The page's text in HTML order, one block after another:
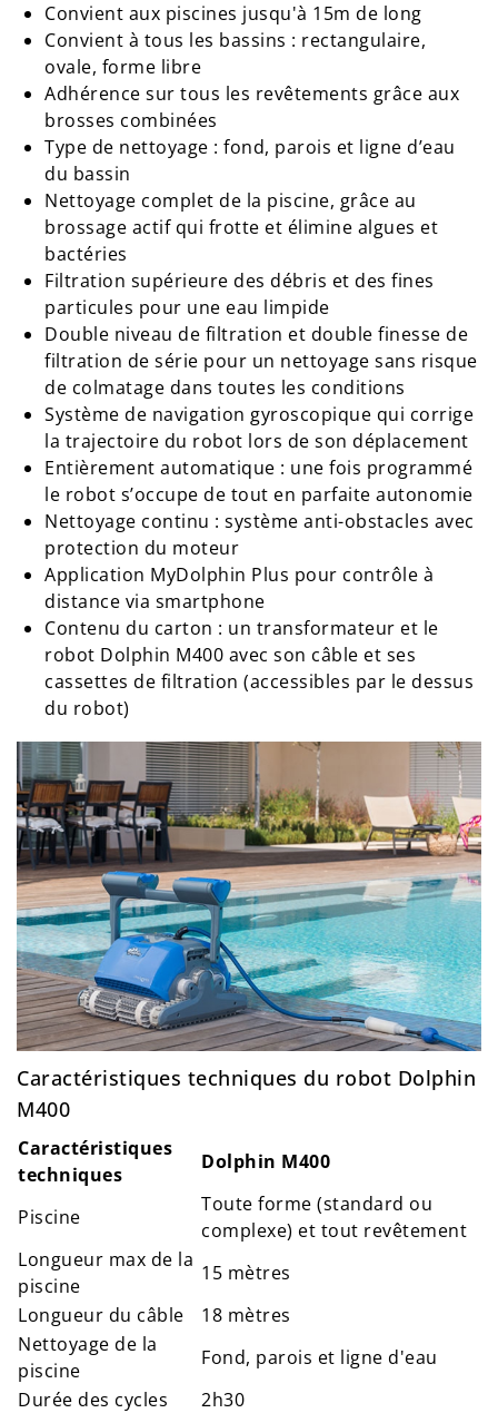
Convient aux piscines jusqu'à 15m de long
Convient à tous les bassins : rectangulaire,
ovale, forme libre
Adhérence sur tous les revêtements grâce aux
brosses combinées
Type de nettoyage : fond, parois et ligne d’eau
du bassin
Nettoyage complet de la piscine, grâce au
brossage actif qui frotte et élimine algues et
bactéries
Filtration supérieure des débris et des fines
particules pour une eau limpide
Double niveau de filtration et double finesse de
filtration de série pour un nettoyage sans risque
de colmatage dans toutes les conditions
Système de navigation gyroscopique qui corrige
la trajectoire du robot lors de son déplacement
Entièrement automatique : une fois programmé
le robot s’occupe de tout en parfaite autonomie
Nettoyage continu : système anti-obstacles avec
protection du moteur
Application MyDolphin Plus pour contrôle à
distance via smartphone
Contenu du carton : un transformateur et le
robot Dolphin M400 avec son câble et ses
cassettes de filtration (accessibles par le dessus
du robot)
Caractéristiques techniques du robot Dolphin
M400
Caractéristiques
techniques
Dolphin M400
Piscine
Toute forme (standard ou
complexe) et tout revêtement
Longueur max de la
piscine
15 mètres
Longueur du câble
18 mètres
Nettoyage de la
piscine
Fond, parois et ligne d'eau
Durée des cycles
2h30